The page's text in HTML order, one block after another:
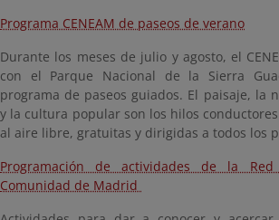
Programa CENEAM de paseos de verano
Durante los meses de julio y agosto, el
con el Parque Nacional de la Sierra
programa de paseos guiados. El paisaje, la
y la cultura popular son los hilos
al aire libre, gratuitas y dirigidas a todos los
Programación de actividades de la
Comunidad de Madrid